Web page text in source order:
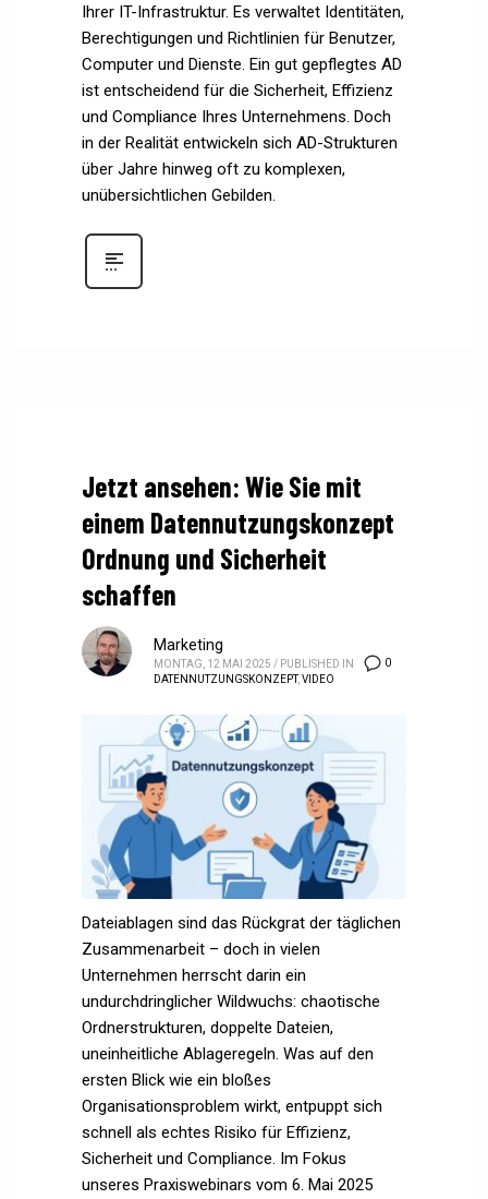
Ihrer IT-Infrastruktur. Es verwaltet Identitäten,
Berechtigungen und Richtlinien für Benutzer,
Computer und Dienste. Ein gut gepflegtes AD
ist entscheidend für die Sicherheit, Effizienz
und Compliance Ihres Unternehmens. Doch
in der Realität entwickeln sich AD-Strukturen
über Jahre hinweg oft zu komplexen,
unübersichtlichen Gebilden.
Jetzt ansehen: Wie Sie mit
einem Datennutzungskonzept
Ordnung und Sicherheit
schaffen
0
Marketing
MONTAG, 12 MAI 2025 / PUBLISHED IN
DATENNUTZUNGSKONZEPT,VIDEO
Dateiablagen sind das Rückgrat der täglichen
Zusammenarbeit – doch in vielen
Unternehmen herrscht darin ein
undurchdringlicher Wildwuchs: chaotische
Ordnerstrukturen, doppelte Dateien,
uneinheitliche Ablageregeln. Was auf den
ersten Blick wie ein bloßes
Organisationsproblem wirkt, entpuppt sich
schnell als echtes Risiko für Effizienz,
Sicherheit und Compliance. Im Fokus
unseres Praxiswebinars vom 6. Mai 2025